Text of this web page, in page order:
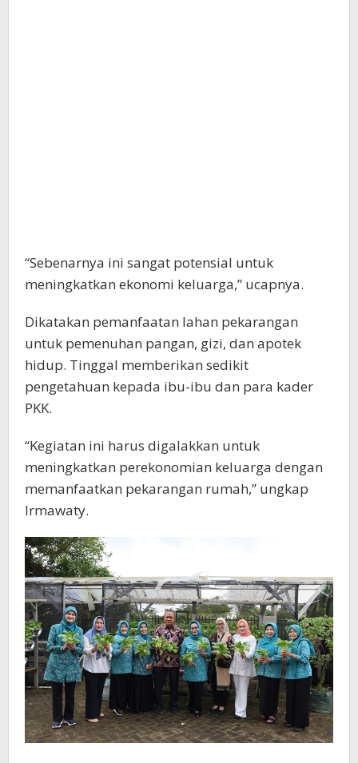
“Sebenarnya ini sangat potensial untuk
meningkatkan ekonomi keluarga,” ucapnya.
Dikatakan pemanfaatan lahan pekarangan
untuk pemenuhan pangan, gizi, dan apotek
hidup. Tinggal memberikan sedikit
pengetahuan kepada ibu-ibu dan para kader
PKK.
“Kegiatan ini harus digalakkan untuk
meningkatkan perekonomian keluarga dengan
memanfaatkan pekarangan rumah,” ungkap
Irmawaty.